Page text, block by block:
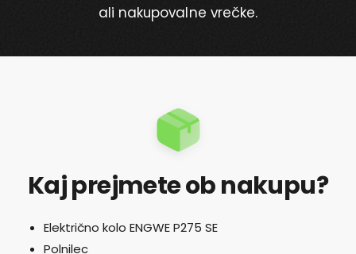
ali nakupovalne vrečke.
Kaj prejmete ob nakupu?
Električno kolo ENGWE P275 SE
Polnilec